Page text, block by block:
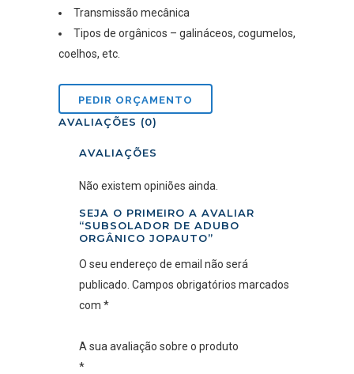
Transmissão mecânica
Tipos de orgânicos – galináceos, cogumelos,
coelhos, etc.
AVALIAÇÕES (0)
AVALIAÇÕES
Não existem opiniões ainda.
SEJA O PRIMEIRO A AVALIAR
“SUBSOLADOR DE ADUBO
ORGÂNICO JOPAUTO”
O seu endereço de email não será
publicado. Campos obrigatórios marcados
com *
A sua avaliação sobre o produto
*